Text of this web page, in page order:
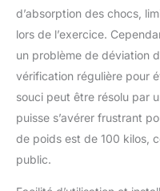
d’absorption des chocs,
lors de l’exercice.
un problème de déviation
vérification régulière pour
souci peut être résolu par
puisse s’avérer frustrant
de poids est de 100 kilos,
public.